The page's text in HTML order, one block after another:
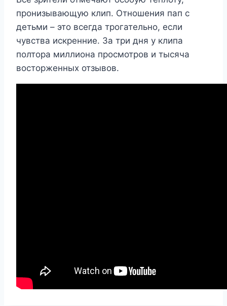
пронизывающую клип. Отношения пап с
детьми – это всегда трогательно, если
чувства искренние. За три дня у клипа
полтора миллиона просмотров и тысяча
восторженных отзывов.